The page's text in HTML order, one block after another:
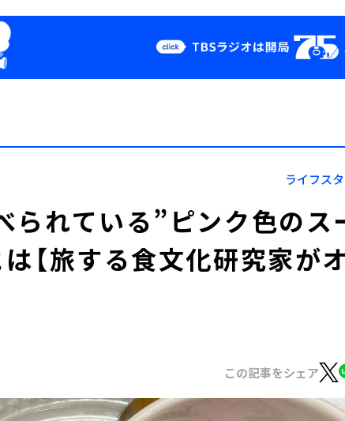
Podcast
YouTube
会社情報
ライフス
られている”ピンク色のス
【旅する食文化研究家が
この記事をシェア